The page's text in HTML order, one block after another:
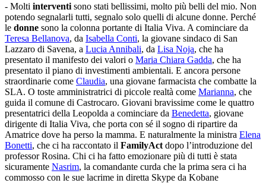
- Molti interventi sono stati bellissimi, molto più belli del mio. Non
potendo segnalarli tutti, segnalo solo quelli di alcune donne. Perché
le donne sono la colonna portante di Italia Viva. A cominciare da
Teresa Bellanova, da Isabella Conti, la giovane sindaco di San
Lazzaro di Savena, a Lucia Annibali, da Lisa Noja, che ha
presentato il manifesto dei valori o Maria Chiara Gadda, che ha
presentato il piano di investimenti ambientali. E ancora persone
straordinarie come Claudia, una giovane farmacista che combatte la
SLA. O toste amministratrici di piccole realtà come Marianna, che
guida il comune di Castrocaro. Giovani bravissime come le quattro
presentatrici della Leopolda a cominciare da Benedetta, giovane
dirigente di Italia Viva, che porta con sé il sogno di ripartire da
Amatrice dove ha perso la mamma. E naturalmente la ministra Elena
Bonetti, che ci ha raccontato il FamilyAct dopo l’introduzione del
professor Rosina. Chi ci ha fatto emozionare più di tutti è stata
sicuramente Nasrim, la comandante curda che la prima sera ci ha
commosso con le sue lacrime in diretta Skype da Kobane